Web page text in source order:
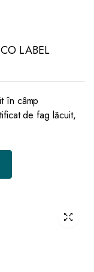
LABEL
în câmp
de fag lăcuit,